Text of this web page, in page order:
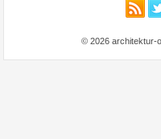
© 2026 architektur-